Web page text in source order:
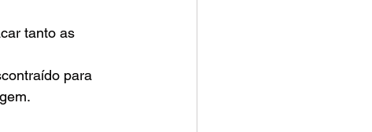
tanto as
para